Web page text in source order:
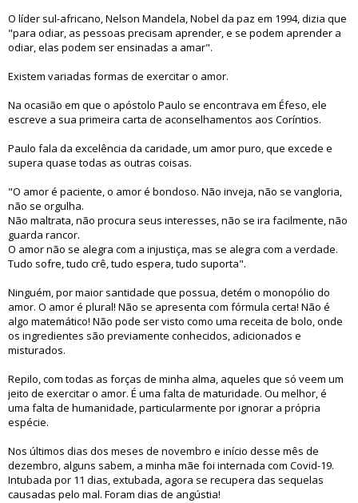
O líder sul-africano, Nelson Mandela, Nobel da paz em 1994, dizia que
"para odiar, as pessoas precisam aprender, e se podem aprender a
odiar, elas podem ser ensinadas a amar".
Existem variadas formas de exercitar o amor.
Na ocasião em que o apóstolo Paulo se encontrava em Éfeso, ele
escreve a sua primeira carta de aconselhamentos aos Coríntios.
Paulo fala da excelência da caridade, um amor puro, que excede e
supera quase todas as outras coisas.
"O amor é paciente, o amor é bondoso. Não inveja, não se vangloria,
não se orgulha.
Não maltrata, não procura seus interesses, não se ira facilmente, não
guarda rancor.
O amor não se alegra com a injustiça, mas se alegra com a verdade.
Tudo sofre, tudo crê, tudo espera, tudo suporta".
Ninguém, por maior santidade que possua, detém o monopólio do
amor. O amor é plural! Não se apresenta com fórmula certa! Não é
algo matemático! Não pode ser visto como uma receita de bolo, onde
os ingredientes são previamente conhecidos, adicionados e
misturados.
Repilo, com todas as forças de minha alma, aqueles que só veem um
jeito de exercitar o amor. É uma falta de maturidade. Ou melhor, é
uma falta de humanidade, particularmente por ignorar a própria
espécie.
Nos últimos dias dos meses de novembro e início desse mês de
dezembro, alguns sabem, a minha mãe foi internada com Covid-19.
Intubada por 11 dias, extubada, agora se recupera das sequelas
causadas pelo mal. Foram dias de angústia!